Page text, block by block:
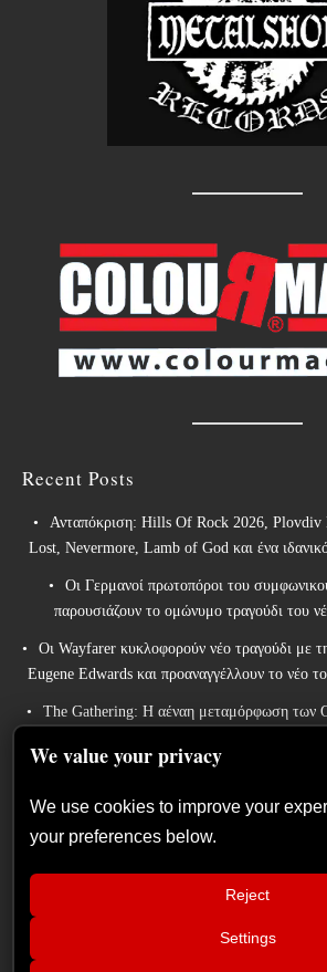
Recent Posts
Ανταπόκριση: Hills Of Rock 2026, Plovdiv
Lost, Nevermore, Lamb of God και ένα
Οι Γερμανοί πρωτοπόροι του
παρουσιάζουν το ομώνυμο τραγούδι του
Οι Wayfarer κυκλοφορούν νέο τραγούδι με
Eugene Edwards και προαναγγέλλουν το νέο
The Gathering: Η αέναη μεταμόρφωση των
Again”
We value your privacy
We use cookies to improve your
your preferences below.
Reject
Settings